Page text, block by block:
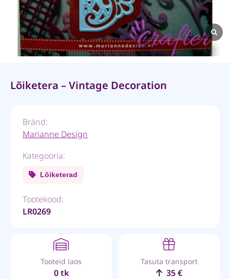
Lõiketera – Vintage Decoration
Bränd:
Marianne Design
Kategooria:
Lõiketerad
Tootekood:
LR0269
Tooteid laos
0 tk
Tasuta transport
35 €